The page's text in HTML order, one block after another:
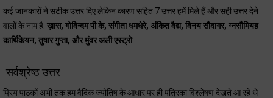
कई जानकारों ने सटीक उत्तर दिए लेकिन कारण सहित 7 उत्तर हमें मिले हैं और सही उत्तर देने
वालों के नाम है: ख़ास, गोविन्दम पी के, संगीता धमधेरे, अंकित वैद्य, विनय सौदागर, ग्नसौमियह
कार्थिकेयन, तुषार गुप्ता, और मुंवर अली एस्ट्रो
सर्वश्रेष्ठ उत्तर
प्रिय पाठकों अभी तक हम वैदिक ज्योतिष के आधार पर ही पत्रिका विश्लेषण देखते आ रहे थे